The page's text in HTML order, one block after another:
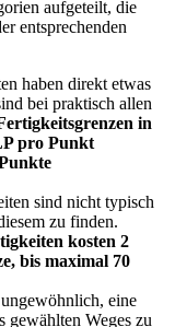
aufgeteilt, die
entsprechenden
haben direkt etwas
bei praktisch allen
in
pro Punkt
sind nicht typisch
zu finden.
kosten 2
bis maximal 70
eine
gewählten Weges zu